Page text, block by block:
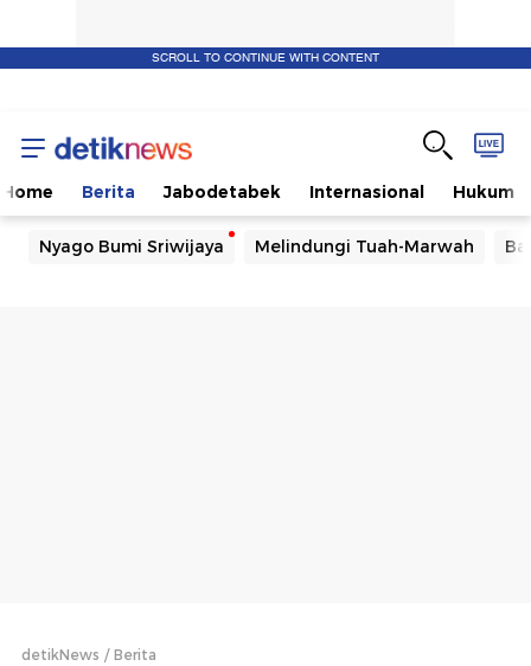
SCROLL TO CONTINUE WITH CONTENT
Home Berita Jabodetabek Internasional Hukum
Nyago Bumi Sriwijaya Melindungi Tuah-Marwah
detikNews Berita